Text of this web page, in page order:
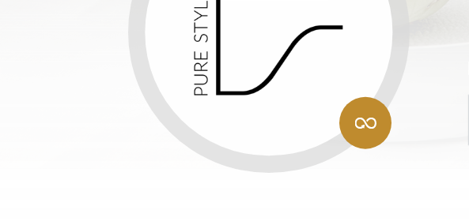
12:
VERANTWOORDE
CONSUMPTIE EN
PRODUCTIE